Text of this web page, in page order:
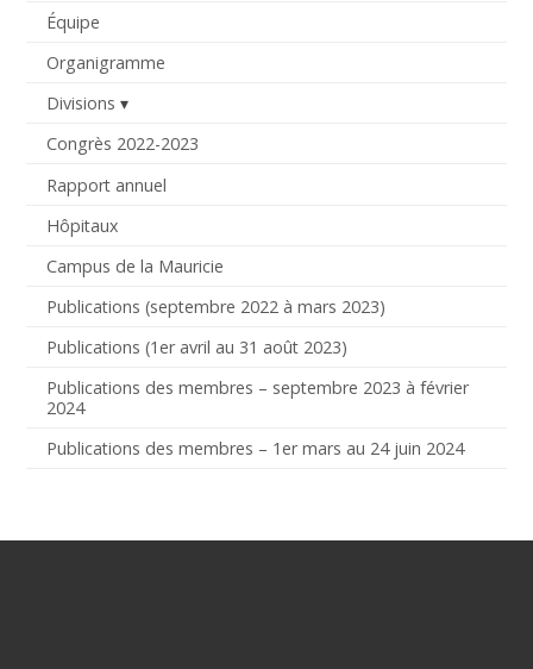
Équipe
Organigramme
Divisions
Congrès 2022-2023
Rapport annuel
Hôpitaux
Campus de la Mauricie
Publications (septembre 2022 à mars 2023)
Publications (1er avril au 31 août 2023)
Publications des membres – septembre 2023 à février
2024
Publications des membres – 1er mars au 24 juin 2024